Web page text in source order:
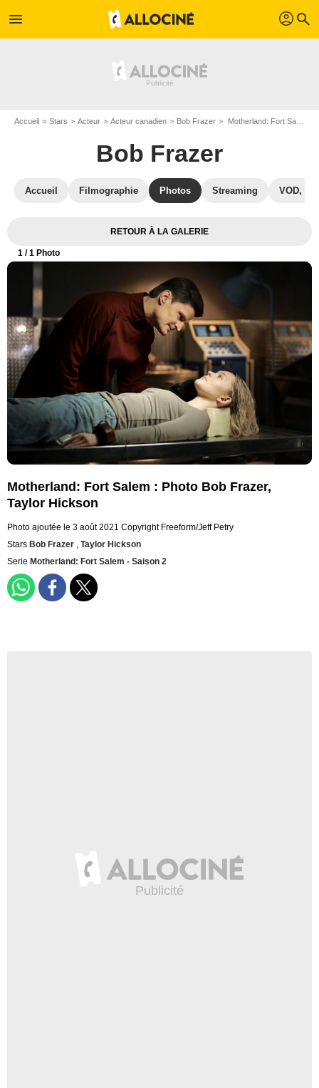
menu profil search
Accueil Stars Acteur Acteur canadien Bob Frazer Motherland: Fort Salem : Photo Bob Frazer, Taylor Hickson
Bob Frazer
Accueil Filmographie Photos Streaming VOD,
RETOUR À LA GALERIE
1 / 1 Photo
Motherland: Fort Salem : Photo Bob Frazer,
Taylor Hickson
Photo ajoutée le 3 août 2021 Copyright Freeform/Jeff Petry
Stars Bob Frazer , Taylor Hickson
Serie Motherland: Fort Salem - Saison 2